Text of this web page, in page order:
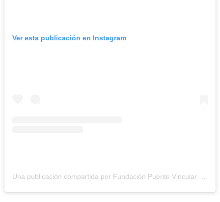
Ver esta publicación en Instagram